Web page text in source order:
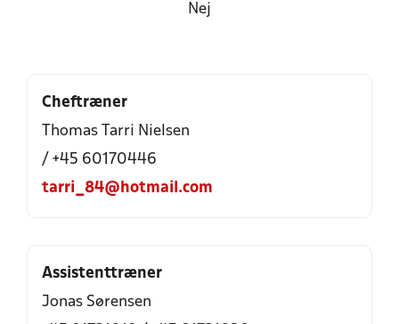
Nej
Cheftræner
Thomas Tarri Nielsen
/ +45 60170446
tarri_84@hotmail.com
Assistenttræner
Jonas Sørensen